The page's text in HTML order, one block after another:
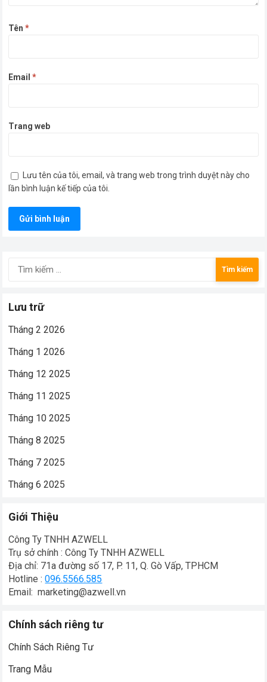
Tên*
Email*
Trang web
Lưu tên của tôi, email, và trang web trong trình duyệt này cho
lần bình luận kế tiếp của tôi.
Tìm
Lưu trữ
Tháng 2 2026
Tháng 1 2026
Tháng 12 2025
Tháng 11 2025
Tháng 10 2025
Tháng 8 2025
Tháng 7 2025
Tháng 6 2025
Giới Thiệu
Công Ty TNHH AZWELL
Trụ sở chính : Công Ty TNHH AZWELL
Địa chỉ: 71a đường số 17, P. 11, Q. Gò Vấp, TPHCM
Hotline :096.5566.585
Email: marketing@azwell.vn
Chính sách riêng tư
Chính Sách Riêng Tư
Trang Mẫu